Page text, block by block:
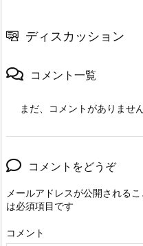
ディスカッション
コメント一覧
まだ、コメントがありませ
コメントをどうぞ
メールアドレスが公開されるこ
は必須項目です
コメント